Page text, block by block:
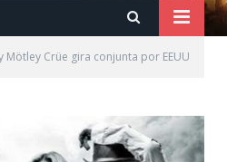
Mötley Crüe gira conjunta por EEUU